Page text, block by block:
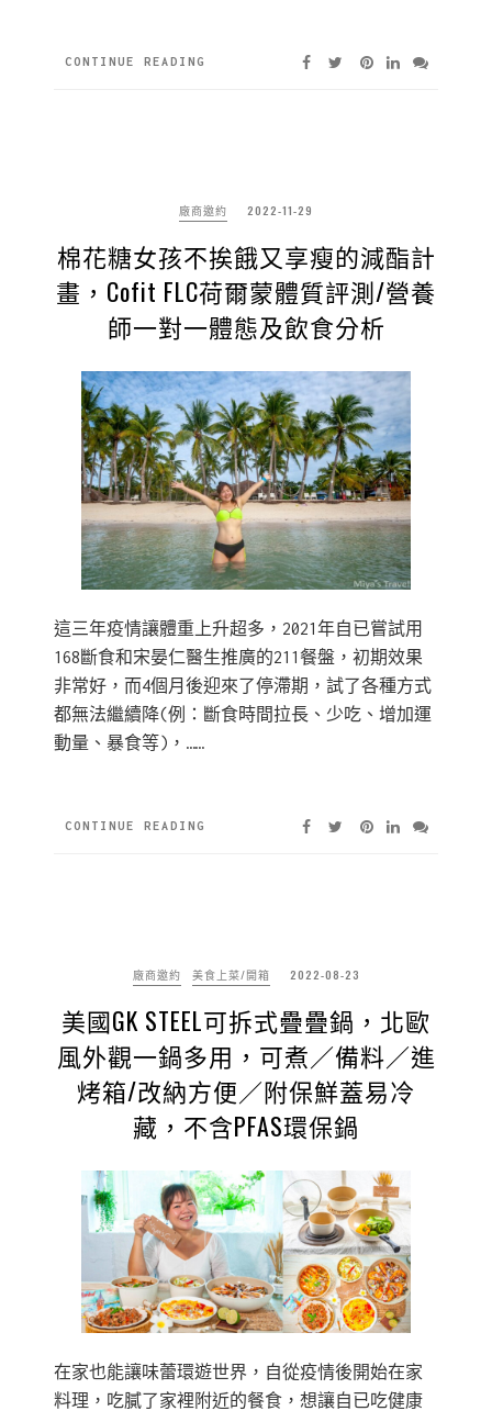
CONTINUE READING
廠商邀約 2022-11-29
棉花糖女孩不挨餓又享瘦的減酯計
畫，Cofit FLC荷爾蒙體質評測/營養
師一對一體態及飲食分析
這三年疫情讓體重上升超多，2021年自已嘗試用
168斷食和宋晏仁醫生推廣的211餐盤，初期效果
非常好，而4個月後迎來了停滯期，試了各種方式
都無法繼續降(例：斷食時間拉長、少吃、增加運
動量、暴食等)，……
CONTINUE READING
廠商邀約 美食上菜/開箱 2022-08-23
美國GK STEEL可拆式疊疊鍋，北歐
風外觀一鍋多用，可煮／備料／進
烤箱/改納方便／附保鮮蓋易冷
藏，不含PFAS環保鍋
在家也能讓味蕾環遊世界，自從疫情後開始在家
料理，吃膩了家裡附近的餐食，想讓自已吃健康